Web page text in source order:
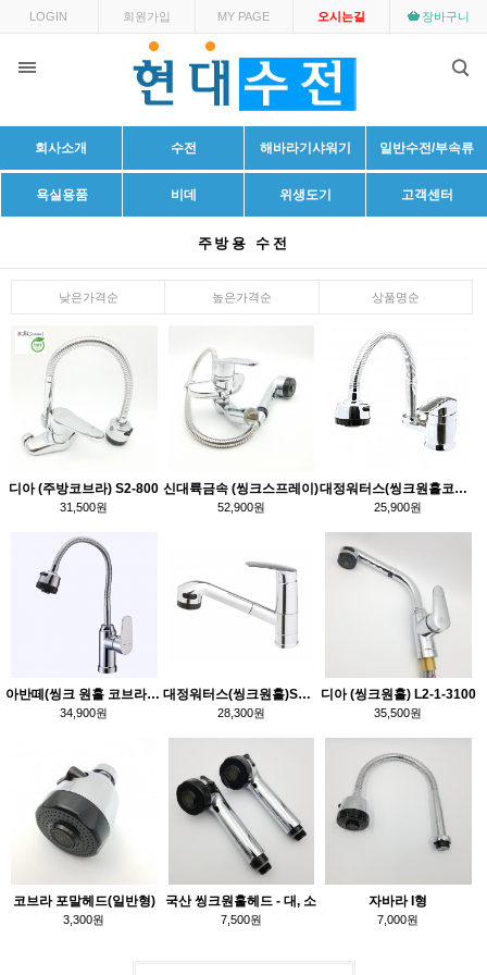
LOGIN 회원가입 MY PAGE 오시는길 장바구니
회사소개 수전 해바라기샤워기 일반수전/부속류
욕실용품 비데 위생도기 고객센터
주방용 수전
낮은가격순 높은가격순 상품명순
디아 (주방코브라) S2-800
31,500원
신대륙금속 (씽크스프레이)
52,900원
대정워터스(씽크원홀코브라)SM610
25,900원
아반떼(씽크 원홀 코브라) - HY 554
34,900원
대정워터스(씽크원홀)SM710
28,300원
디아 (씽크원홀) L2-1-3100
35,500원
코브라 포말헤드(일반형)
3,300원
국산 씽크원홀헤드 - 대, 소
7,500원
자바라 I형
7,000원